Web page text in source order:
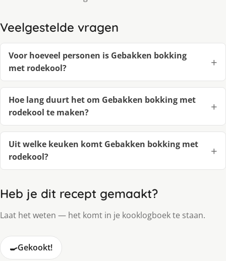
Veelgestelde vragen
Voor hoeveel personen is Gebakken bokking
met rodekool?
Hoe lang duurt het om Gebakken bokking met
rodekool te maken?
Uit welke keuken komt Gebakken bokking met
rodekool?
Heb je dit recept gemaakt?
Laat het weten — het komt in je kooklogboek te staan.
🍳Gekookt!